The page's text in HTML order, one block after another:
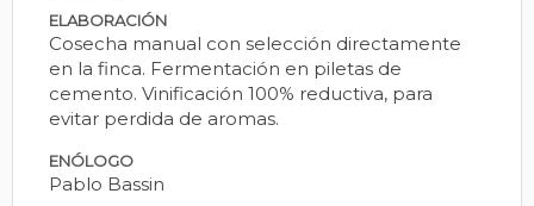
ELABORACIÓN
Cosecha manual con selección directamente
en la finca. Fermentación en piletas de
cemento. Vinificación 100% reductiva, para
evitar perdida de aromas.
ENÓLOGO
Pablo Bassin